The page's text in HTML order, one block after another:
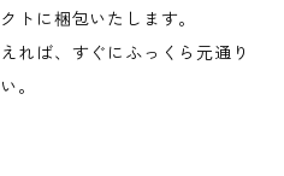
トに梱包いたします。
れば、すぐにふっくら元通り
。